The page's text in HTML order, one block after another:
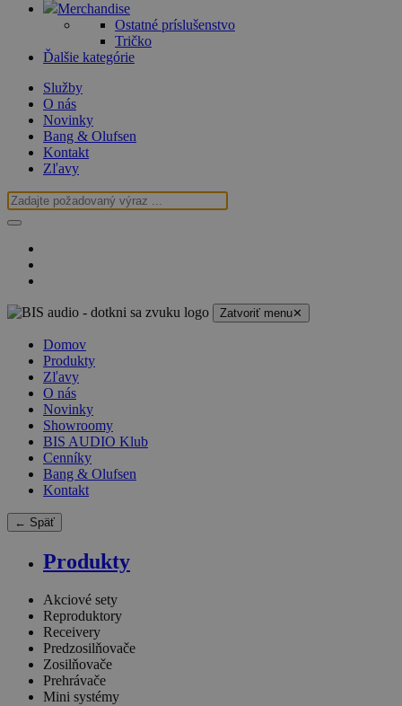
Merchandise
Ostatné príslušenstvo
Tričko
Ďalšie kategórie
Služby
O nás
Novinky
Bang & Olufsen
Kontakt
Zľavy
Zatvoriť menu✕
Domov
Produkty
Zľavy
O nás
Novinky
Showroomy
BIS AUDIO Klub
Cenníky
Bang & Olufsen
Kontakt
← Späť
Produkty
Akciové sety
Reproduktory
Receivery
Predzosilňovače
Zosilňovače
Prehrávače
Mini systémy